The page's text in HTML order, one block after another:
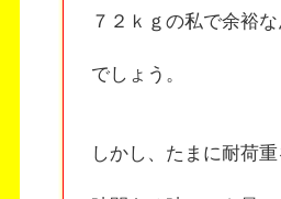
７２ｋｇの私で余裕
でしょう。
しかし、たまに耐荷